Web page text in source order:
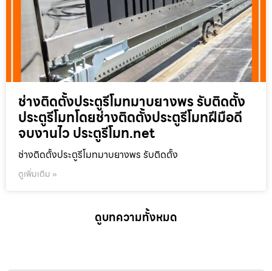
ช่างติดตั้งประตูรีโมทมาบยางพร รับติดตั้ง
ประตูรีโมทโดยช่างติดตั้งประตูรีโมทฝีมือดี
จบงานไว ประตูรีโมท.net
ช่างติดตั้งประตูรีโมทมาบยางพร รับติดตั้ง
ดูเพิ่มเติม »
ดูบทความทั้งหมด